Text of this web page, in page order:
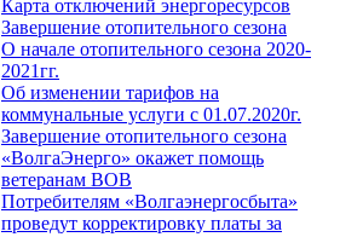
Карта отключений энергоресурсов
Завершение отопительного сезона
О начале отопительного сезона 2020-
2021гг.
Об изменении тарифов на
коммунальные услуги с 01.07.2020г.
Завершение отопительного сезона
«ВолгаЭнерго» окажет помощь
ветеранам ВОВ
Потребителям «Волгаэнергосбыта»
проведут корректировку платы за